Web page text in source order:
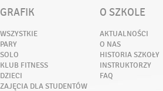
GRAFIK
WSZYSTKIE
PARY
SOLO
KLUB FITNESS
DZIECI
ZAJĘCIA DLA STUDENTÓW
O SZKOLE
AKTUALNOŚCI
O NAS
HISTORIA SZKOŁY
INSTRUKTORZY
FAQ